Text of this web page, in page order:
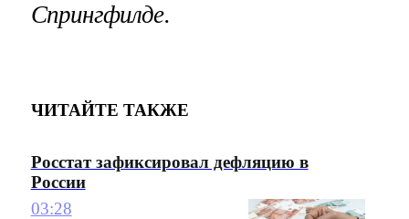
Спрингфилде.
ЧИТАЙТЕ ТАКЖЕ
Росстат зафиксировал дефляцию в
России
03:28